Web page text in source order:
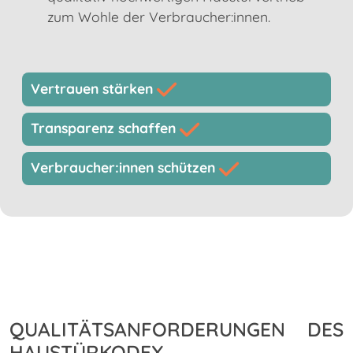
zum Wohle der Verbraucher:innen.
Vertrauen stärken
Transparenz schaffen
Verbraucher:innen schützen
QUALITÄTSANFORDERUNGEN DES